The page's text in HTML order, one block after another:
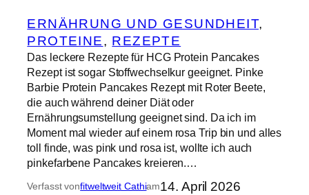
ERNÄHRUNG UND GESUNDHEIT
PROTEINE, REZEPTE
Das leckere Rezepte für HCG Protein Pancakes
Rezept ist sogar Stoffwechselkur geeignet. Pinke
Barbie Protein Pancakes Rezept mit Roter Beete,
die auch während deiner Diät oder
Ernährungsumstellung geeignet sind. Da ich im
Moment mal wieder auf einem rosa Trip bin und alles
toll finde, was pink und rosa ist, wollte ich auch
pinkefarbene Pancakes kreieren.…
Verfasst vonfitweltweit Cathiam14. April 2026